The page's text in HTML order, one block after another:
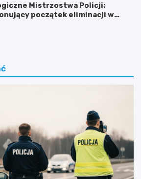
Mistrzostwa Policji:
początek eliminacji w